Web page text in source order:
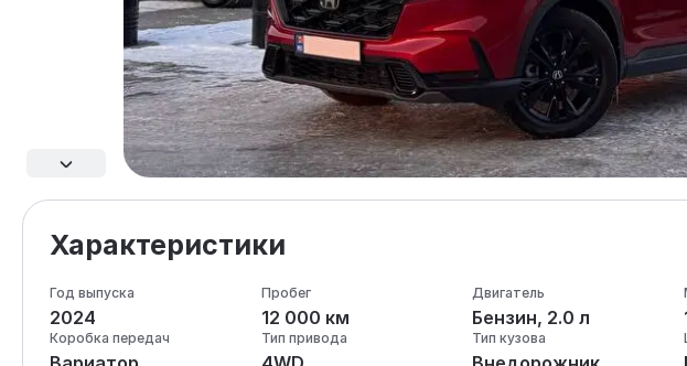
Характеристики
Год выпуска
2024
Пробег
12 000 км
Двигатель
Бензин, 2.0 л
Коробка передач Тип привода Тип кузова